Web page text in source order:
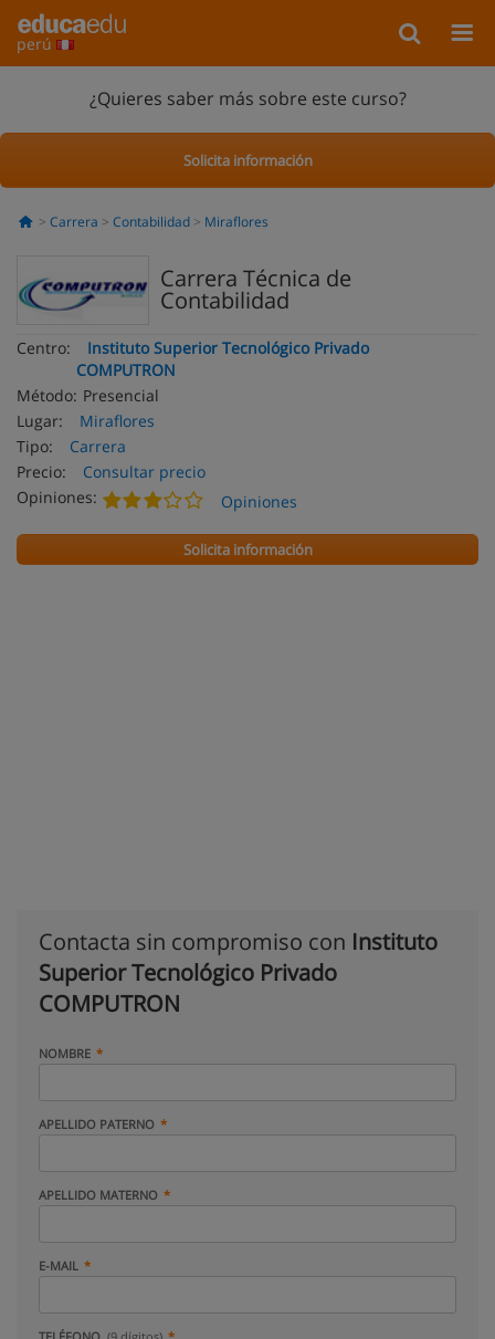
perú
¿Quieres saber más sobre este curso?
Solicita información
Carrera Contabilidad Miraflores
Carrera Técnica de
Contabilidad
Centro:
Instituto Superior Tecnológico Privado
COMPUTRON
Método: Presencial
Lugar:
Miraflores
Tipo:
Carrera
Precio:
Consultar precio
Opiniones:
Opiniones
Solicita información
Contacta sin compromiso con Instituto
Superior Tecnológico Privado
COMPUTRON
NOMBRE
APELLIDO PATERNO
APELLIDO MATERNO
E-MAIL